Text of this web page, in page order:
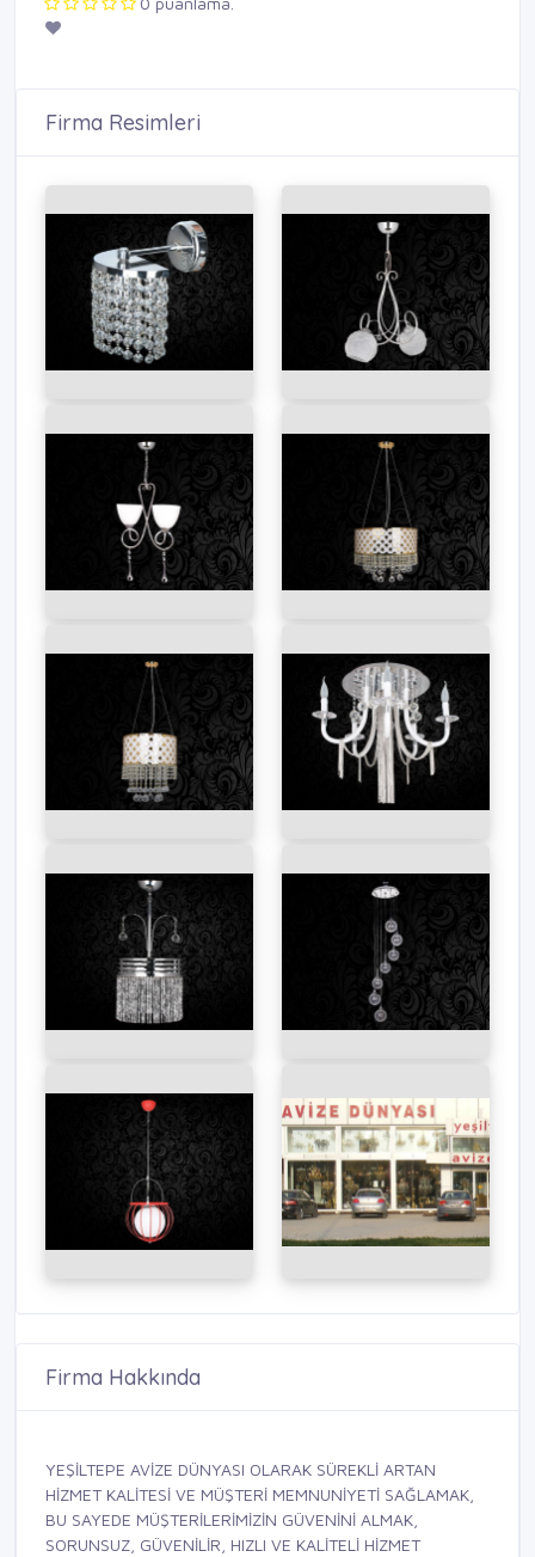
Firma Resimleri
Firma Hakkında
YEŞİLTEPE AVİZE DÜNYASI OLARAK SÜREKLİ ARTAN
HİZMET KALİTESİ VE MÜŞTERİ MEMNUNİYETİ SAĞLAMAK,
BU SAYEDE MÜŞTERİLERİMİZİN GÜVENİNİ ALMAK,
SORUNSUZ, GÜVENİLİR, HIZLI VE KALİTELİ HİZMET